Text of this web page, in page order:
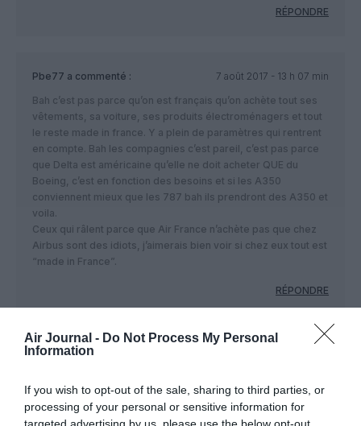
Air Journal - Do Not Process My Personal
Information
If you wish to opt-out of the sale, sharing to third parties, or
processing of your personal or sensitive information for
RÉPONDRE
Pbe77 a commenté :
7 août 2017 - 13 h 07 min
Bah c’est pas parce qu’on est français qu’on achète tout ses
vêtements, sa voiture, ses produits électroménagers et tout
le reste made in france. Y a plein de paramètres qui rentrent
en compte. Bah les compagnies c’est pareil, c’est pas parce
que Delta est américaine qu’elle ne doit acheter QUE du
Boeing, c’est en fonction des besoins et si les A350
conviennent mieux que les 787 bah ils prendront des A350 et
voila.
Ceux qui râlent parce que Air France n’achète pas que chez
Airbus sont des idiots, j’aimerais bien voir si chez eux tout est
“made in France”.
RÉPONDRE
Ajara commenté :
Et voila la démonstration de nos 6 millions de
chômeurs .Merci